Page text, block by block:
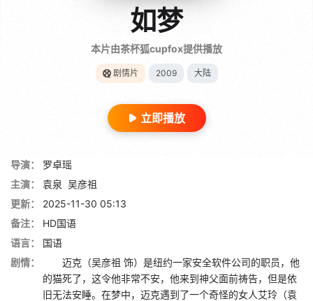
如梦
本片由茶杯狐cupfox提供播放
剧情片 2009 大陆
立即播放
导演：
罗卓瑶
主演：
袁泉 吴彦祖
更新：
2025-11-30 05:13
备注：
HD国语
语言：
国语
剧情：
迈克（吴彦祖 饰）是纽约一家安全软件公司的职员，他
的猫死了，这令他非常不安，他来到神父面前祷告，但是依
旧无法安睡。在梦中，迈克遇到了一个奇怪的女人艾玲（袁